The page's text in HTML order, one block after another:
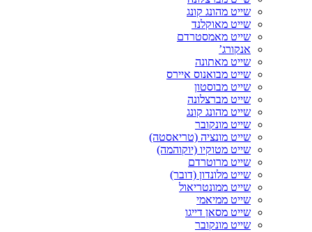
שייט מהונג קונג
שייט מאוקלנד
שייט מאמסטרדם
אנקורג’
שייט מאתונה
שייט מבואנוס איירס
שייט מבוסטון
שייט מברצלונה
שייט מהונג קונג
שייט מונקובר
שייט מונציה (טריאסטה)
שייט מטוקיו (יוקוהמה)
שייט מרוטרדם
שייט מלונדון (דובר)
שייט ממונטריאול
שייט ממיאמי
שייט מסאן דייגו
שייט מונקובר